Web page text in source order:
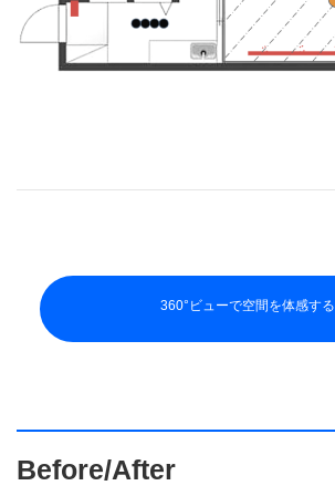
360°ビューで空間を体感する
Before/After